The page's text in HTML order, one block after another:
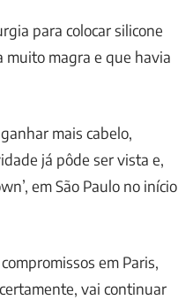
para colocar silicone
muito magra e que havia
mais cabelo,
já pôde ser vista e,
em São Paulo no início
em Paris,
vai continuar